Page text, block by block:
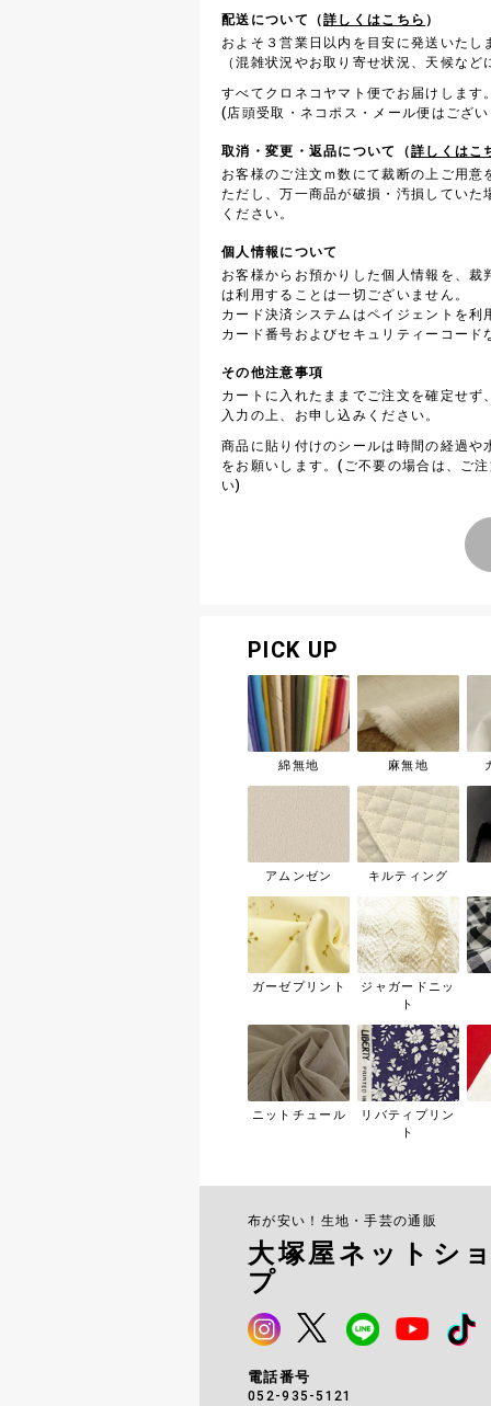
配送について（詳しくはこちら ）
およそ３営業日以内を目安に発送いたし
（混雑状況やお取り寄せ状況、天候な
すべてクロネコヤマト便でお届けします
(店頭受取・ネコポス・メール便はござ
取消・変更・返品について（詳しくはこ
お客様のご注文ｍ数にて裁断の上ご用
ただし、万一商品が破損・汚損してい
ください。
個人情報について
お客様からお預かりした個人情報を、
は利用することは一切ございません。
カード決済システムはペイジェントを利
カード番号およびセキュリティーコー
その他注意事項
カートに入れたままでご注文を確定せ
入力の上、お申し込みください。
商品に貼り付けのシールは時間の経過
をお願いします。(ご不要の場合は、ご
い)
PICK UP
綿無地 麻無地
アムンゼン キルティング
ガーゼプリント
ジャガードニッ
ト
ニットチュール
リバティプリン
ト
布が安い！生地・手芸の通販
大塚屋ネットシ
プ
電話番号
052-935-5121